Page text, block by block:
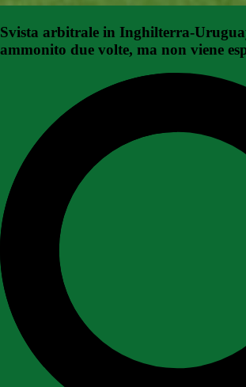
Svista arbitrale in Inghilterra-
ammonito due volte, ma non viene